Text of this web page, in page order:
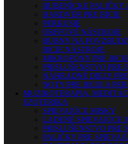
BUBENÍCKE PALIČKY
HARDVÉR PRE BICIE
PERKUSIE
ORFFOVÉ NÁSTROJE
BUBNY NA
BICIE NÁSTROJE
MIKROFÓNY PRE
PRÍSLUŠENSTVO PRE
NÁHRADNÉ DIELY
NOTY PRE BICIE A
MUZIKOTERAPIA,
EZOTERIKA
SPIEVAJÚCE MISKY
LADENÉ SPIEVAJÚCE
PRISLUŠENSTVO PRE
PALIČKY PRE